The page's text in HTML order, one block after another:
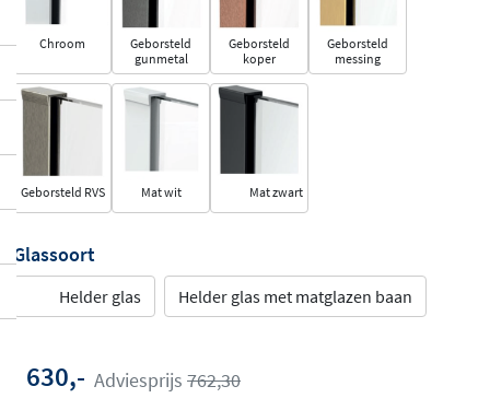
Chroom
Geborsteld
gunmetal
Geborsteld
koper
Geborsteld
messing
Geborsteld RVS Mat wit Mat zwart
Glassoort
Helder glas Helder glas met matglazen baan
630,- Adviesprijs 762,30